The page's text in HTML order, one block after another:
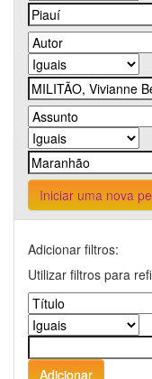
Iniciar uma nova
Adicionar filtros:
Utilizar filtros para